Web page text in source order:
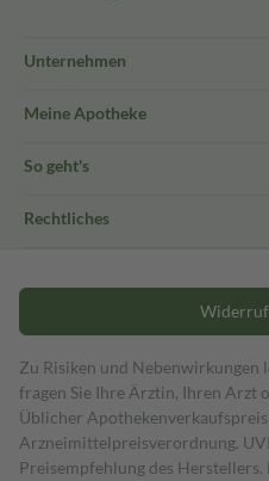
Unternehmen
Meine Apotheke
So geht's
Rechtliches
Zu Risiken und Nebenwirkungen
fragen Sie Ihre Ärztin, Ihren Arzt
Üblicher
Arzneimittelpreisverordnung.
Preisempfehlung des Herstellers.